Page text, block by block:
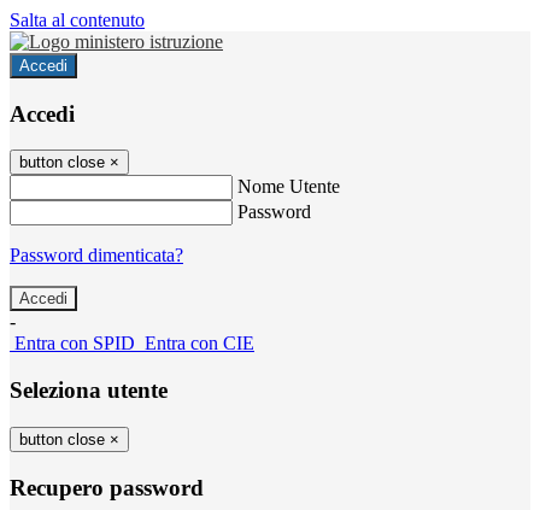
Salta al contenuto
Accedi
Accedi
button close ×
Nome Utente
Password
Password dimenticata?
-
Entra con SPID Entra con CIE
Seleziona utente
button close ×
Recupero password